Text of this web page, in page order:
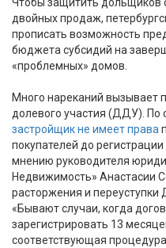
двойных продаж,
прописать возможность
бюджета субсидий на
«проблемных» домов.
Много нареканий вызывает
долевого участия (ДДУ).
застройщик не имеет права
покупателей до
мнению руководителя
Недвижимость» Анастасии
расторжения и
«Бывают случаи, когда
зарегистрировать 13
соответствующая